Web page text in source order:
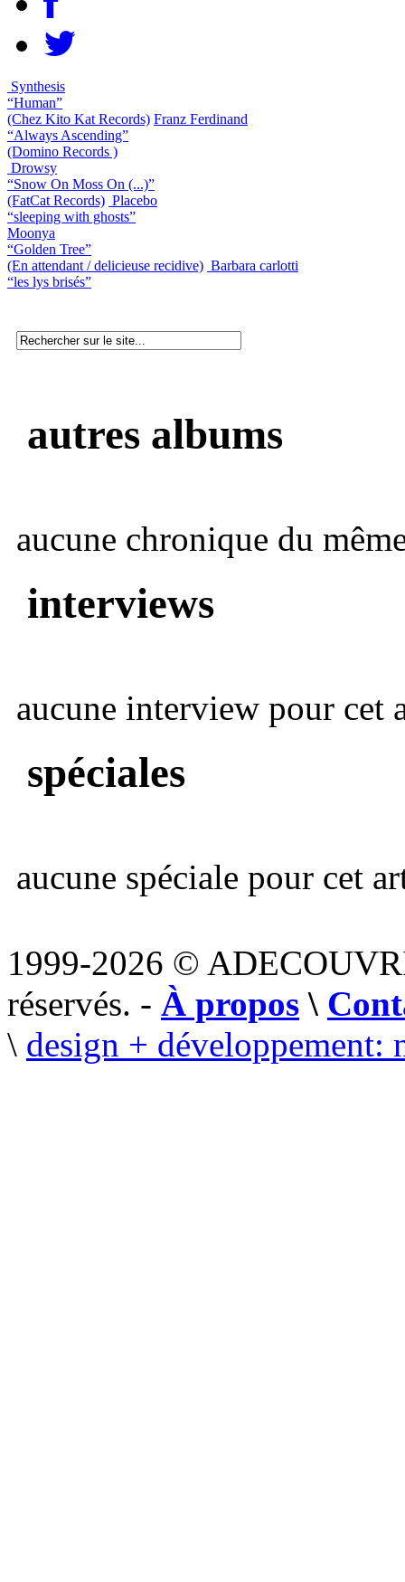
Synthesis
“Human”
(Chez Kito Kat Records) Franz Ferdinand
“Always Ascending”
(Domino Records )
Drowsy
“Snow On Moss On (...)”
(FatCat Records) Placebo
“sleeping with ghosts”
Moonya
“Golden Tree”
(En attendant / delicieuse recidive) Barbara carlotti
“les lys brisés”
autres albums
aucune chronique du
interviews
aucune interview pour cet
spéciales
aucune spéciale pour cet
1999-2026 ©
réservés. - À propos \
\ design + développement: